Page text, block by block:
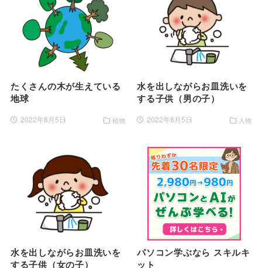
たくさんの木が生えている
地球
2022年8月5日 植物
水を出しながらお皿洗いを
する子供（男の子）
2022年8月5日 人物
水を出しながらお皿洗いを
する子供（女の子）
パソコン学ぶなら スキルキ
ット